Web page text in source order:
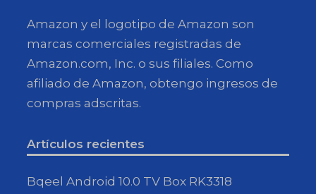
Amazon y el logotipo de Amazon son
marcas comerciales registradas de
Amazon.com, Inc. o sus filiales. Como
afiliado de Amazon, obtengo ingresos de
compras adscritas.
Artículos recientes
Bqeel Android 10.0 TV Box RK3318